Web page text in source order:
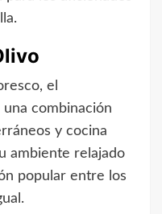
el
combinación
y cocina
ambiente relajado
popular entre los